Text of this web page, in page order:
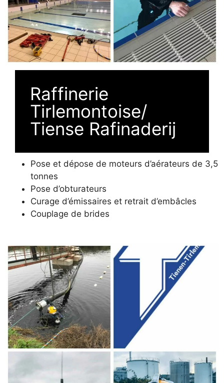
Raffinerie
Tirlemontoise/
Tiense Rafinaderij
Pose et dépose de moteurs d’aérateurs de 3,5
tonnes
Pose d’obturateurs
Curage d’émissaires et retrait d’embâcles
Couplage de brides